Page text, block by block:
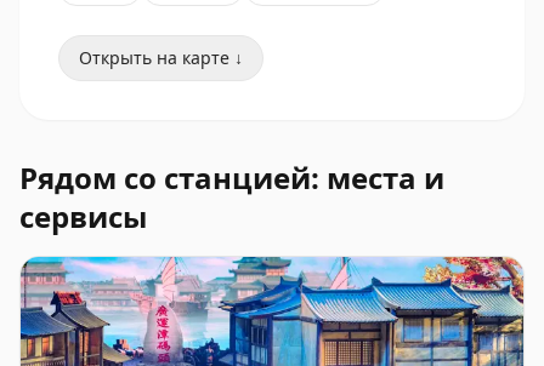
Открыть на карте ↓
Рядом со станцией: места и
сервисы